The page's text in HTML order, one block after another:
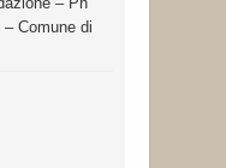
Comune di